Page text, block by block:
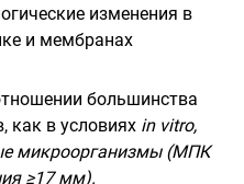
изменения в
и мембранах
большинства
в условиях in vitro,
микроорганизмы (МПК
≥17 мм).